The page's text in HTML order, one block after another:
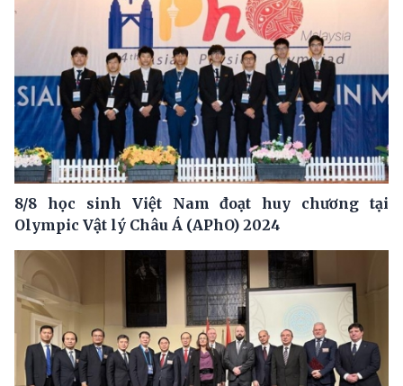
8/8 học sinh Việt Nam đoạt huy chương tại
Olympic Vật lý Châu Á (APhO) 2024